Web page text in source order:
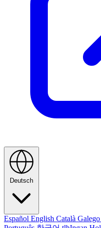
Deutsch
Español English Català Galego